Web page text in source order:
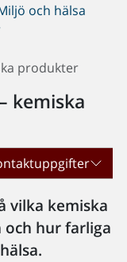
och hälsa
produkter
kemiska
vilka kemiska
hur farliga